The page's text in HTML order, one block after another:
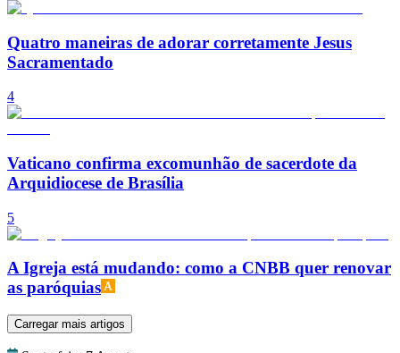
Quatro maneiras de adorar corretamente Jesus
Sacramentado
4
Vaticano confirma excomunhão de sacerdote da
Arquidiocese de Brasília
5
A Igreja está mudando: como a CNBB quer renovar
as paróquias
Carregar mais artigos